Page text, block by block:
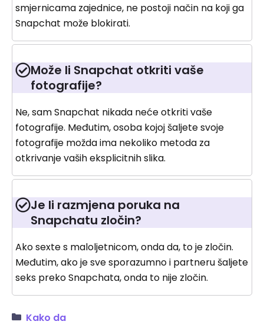
smjernicama zajednice, ne postoji način na koji ga
Snapchat može blokirati.
Može li Snapchat otkriti vaše
fotografije?
Ne, sam Snapchat nikada neće otkriti vaše
fotografije. Međutim, osoba kojoj šaljete svoje
fotografije možda ima nekoliko metoda za
otkrivanje vaših eksplicitnih slika.
Je li razmjena poruka na
Snapchatu zločin?
Ako sexte s maloljetnicom, onda da, to je zločin.
Međutim, ako je sve sporazumno i partneru šaljete
seks preko Snapchata, onda to nije zločin.
Kako da